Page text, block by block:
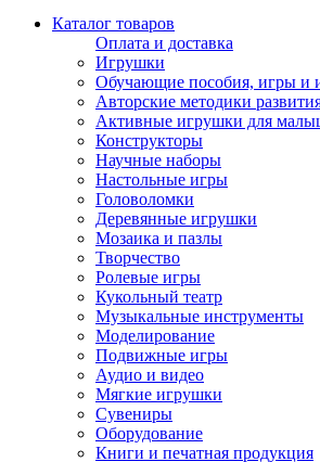
Каталог товаров
Оплата и доставка
Игрушки
Обучающие пособия, игры и
Авторские методики
Активные игрушки для
Конструкторы
Научные наборы
Настольные игры
Головоломки
Деревянные игрушки
Мозаика и пазлы
Творчество
Ролевые игры
Кукольный театр
Музыкальные инструменты
Моделирование
Подвижные игры
Аудио и видео
Мягкие игрушки
Сувениры
Оборудование
Книги и печатная продукция